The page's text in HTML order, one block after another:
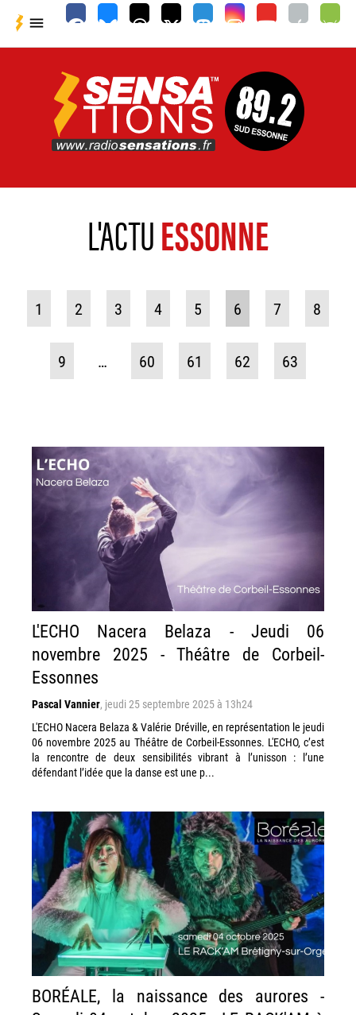

L'ACTUESSONNE
1 2 3 4 5 6 7 8
9 … 60 61 62 63
L'ECHO Nacera Belaza - Jeudi 06
novembre 2025 - Théâtre de Corbeil-
Essonnes
Pascal Vannier, jeudi 25 septembre 2025 à 13h24
L'ECHO Nacera Belaza & Valérie Dréville, en représentation le jeudi
06 novembre 2025 au Théâtre de Corbeil-Essonnes. L'ECHO, c’est
la rencontre de deux sensibilités vibrant à l’unisson : l’une
défendant l’idée que la danse est une p...
BORÉALE, la naissance des aurores -